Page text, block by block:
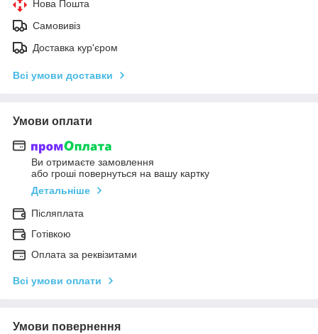
Нова Пошта
Самовивіз
Доставка кур'єром
Всі умови доставки
Умови оплати
Ви отримаєте замовлення
або гроші повернуться на вашу картку
Детальніше
Післяплата
Готівкою
Оплата за реквізитами
Всі умови оплати
Умови повернення